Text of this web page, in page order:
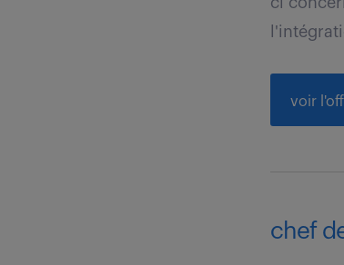
voir
chef